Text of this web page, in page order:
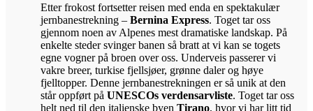
Etter frokost fortsetter reisen med enda en spektakulær
jernbanestrekning – Bernina Express. Toget tar oss
gjennom noen av Alpenes mest dramatiske landskap. På
enkelte steder svinger banen så bratt at vi kan se togets
egne vogner på broen over oss. Underveis passerer vi
vakre breer, turkise fjellsjøer, grønne daler og høye
fjelltopper. Denne jernbanestrekningen er så unik at den
står oppført på UNESCOs verdensarvliste. Toget tar oss
helt ned til den italienske byen Tirano, hvor vi har litt tid